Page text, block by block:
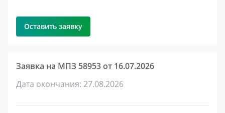
Оставить заявку
Заявка на МПЗ 58953 от 16.07.2026
Дата окончания: 27.08.2026